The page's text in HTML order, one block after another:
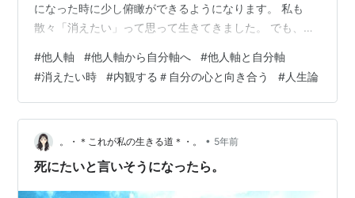
になった時に少し俯瞰ができるようになります。 私も
散々「消えたい」って思って生きてきました。 でも、本
の自分からかけ離れていることすら自覚していませんで
した。 でもきっと、本来の自分からかけ離れていると今
の自分の状態に「違和感」は感じていると思います。 そ
の違和感を感じていくことが大事です。 しんどい作業で
すが、「なぜこんな違和感を感じるのか」「私ってこん
な人間だった？」と自問してみて下さい…
#他人軸 #他人軸から自分軸へ #他人軸と自分軸
#消えたい時 #内観する＃自分の心と向き合う #人生論
。・＊これが私の生きる道＊・。 • 5年前
死にたいと言いそうになったら。